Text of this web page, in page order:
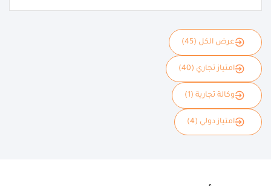
عرض الكل (45)
امتياز تجاري (40)
وكالة تجارية (1)
امتياز دولي (4)